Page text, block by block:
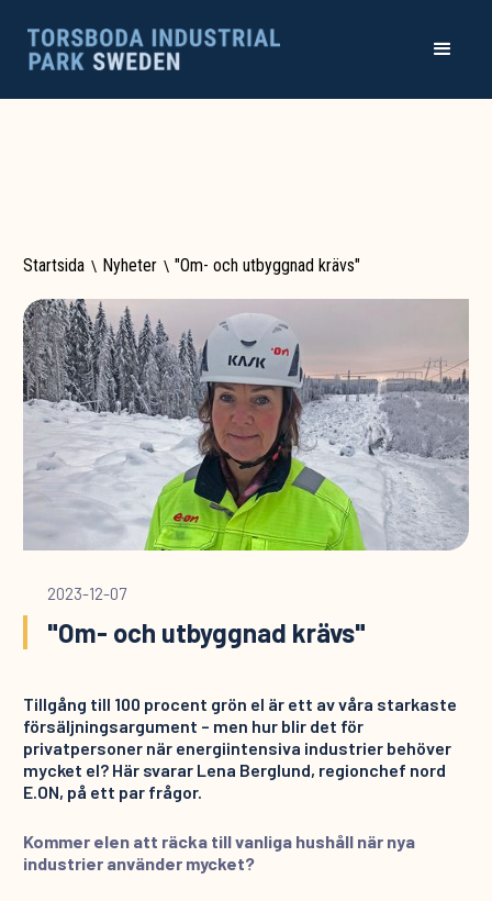
Startsida \ Nyheter \ "Om- och utbyggnad krävs"
2023-12-07
"Om- och utbyggnad krävs"
Tillgång till 100 procent grön el är ett av våra starkaste
försäljningsargument – men hur blir det för
privatpersoner när energiintensiva industrier behöver
mycket el? Här svarar Lena Berglund, regionchef nord
E.ON, på ett par frågor.
Kommer elen att räcka till vanliga hushåll när nya
industrier använder mycket?